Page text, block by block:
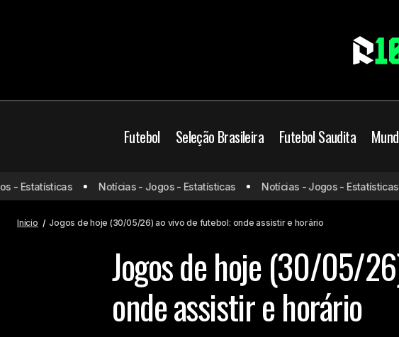
Futebol Seleção Brasileira Futebol Saudita
Jorge Jesus deixa o Al-Nassr após
título saudita e futuro segue indefinido
Jogos de hoje Jogos do dia
Estatísticas Notícias - Jogos - Estatísticas Notícias - Jogos - Estatísticas
Início Jogos de hoje (30/05/26) ao vivo de futebol: onde assistir e horário
Jogos de hoje (30/05/
onde assistir e horário